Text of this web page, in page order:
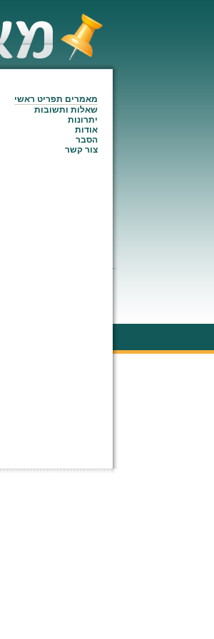
מאמרים תפריט ראשי
שאלות ותשובות
יתרונות
אודות
הסבר
צור קשר